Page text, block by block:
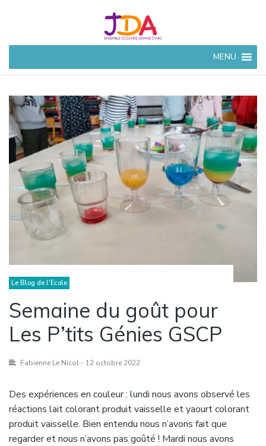
D'ARC
Ensemble Scolaire à
Civray (86)
MENU
Le Blog de l'Ecole
Semaine du goût pour
Les P’tits Génies GSCP
Fabienne Le Nicol - 12 octobre 2022
Des expériences en couleur : lundi nous avons observé les
réactions lait colorant produit vaisselle et yaourt colorant
produit vaisselle. Bien entendu nous n’avons fait que
regarder et nous n’avons pas goûté ! Mardi nous avons